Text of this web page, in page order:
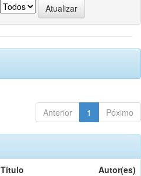
Anterior 1 Póximo
Título Autor(es)